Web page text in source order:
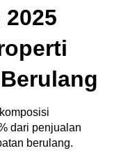
dari penjualan
berulang.